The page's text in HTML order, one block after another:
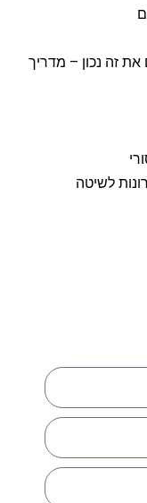
זה נכון – מדריך
לשיטה